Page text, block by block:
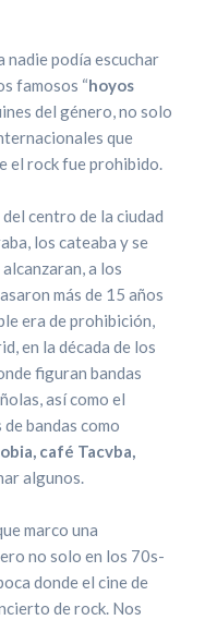
nadie podía escuchar
famosos “hoyos
del género, no solo
que
el rock fue prohibido.
centro de la ciudad
los cateaba y se
a los
más de 15 años
era de prohibición,
en la década de los
figuran bandas
así como el
bandas como
café Tacvba,
algunos.
marco una
no solo en los 70s-
donde el cine de
de rock. Nos